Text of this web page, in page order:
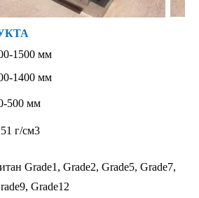
1500 мм
1400 мм
500 мм
г/см3
Grade1, Grade2, Grade5, Grade7,
Grade12